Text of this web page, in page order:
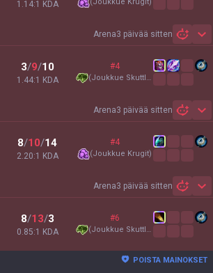
1.14:1 KDA
Arena3 päivää sitten
3/9/10
1.44:1 KDA
#4
(Joukkue Skuttle
Arena3 päivää sitten
8/10/14
2.20:1 KDA
#4
(Joukkue Krugit)
Arena3 päivää sitten
8/13/3
0.85:1 KDA
#6
(Joukkue Skuttle
POISTA MAINOKSET